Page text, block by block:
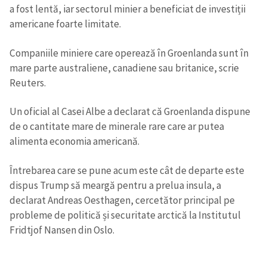
Trimite o informație
in English
a fost lentă, iar sectorul minier a beneficiat de investiții
americane foarte limitate.
Companiile miniere care operează în Groenlanda sunt în
mare parte australiene, canadiene sau britanice, scrie
Reuters.
Un oficial al Casei Albe a declarat că Groenlanda dispune
de o cantitate mare de minerale rare care ar putea
alimenta economia americană.
Întrebarea care se pune acum este cât de departe este
dispus Trump să meargă pentru a prelua insula, a
declarat Andreas Oesthagen, cercetător principal pe
probleme de politică și securitate arctică la Institutul
Fridtjof Nansen din Oslo.